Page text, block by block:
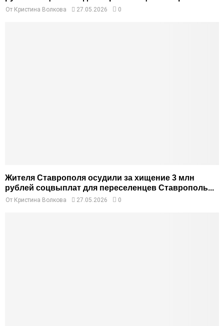
От Кристина Волкова 27.05.2026 0
Жителя Ставрополя осудили за хищение 3 млн
рублей соцвыплат для переселенцев Ставрополь...
От Кристина Волкова 27.05.2026 0